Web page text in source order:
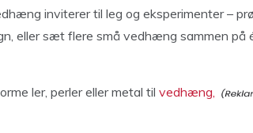
inviterer til leg og eksperimenter –
eller sæt flere små vedhæng sammen
ler, perler eller metal til vedhæng,